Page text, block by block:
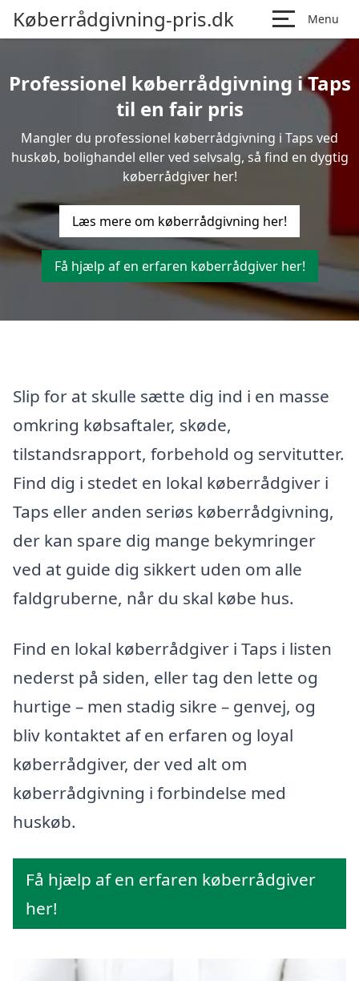
Køberrådgivning-pris.dk Menu
Professionel køberrådgivning i Taps
til en fair pris
Mangler du professionel køberrådgivning i Taps ved
huskøb, bolighandel eller ved selvsalg, så find en dygtig
køberrådgiver her!
Læs mere om køberrådgivning her!
Få hjælp af en erfaren køberrådgiver her!
Slip for at skulle sætte dig ind i en masse
omkring købsaftaler, skøde,
tilstandsrapport, forbehold og servitutter.
Find dig i stedet en lokal køberrådgiver i
Taps eller anden seriøs køberrådgivning,
der kan spare dig mange bekymringer
ved at guide dig sikkert uden om alle
faldgruberne, når du skal købe hus.
Find en lokal køberrådgiver i Taps i listen
nederst på siden, eller tag den lette og
hurtige – men stadig sikre – genvej, og
bliv kontaktet af en erfaren og loyal
køberrådgiver, der ved alt om
køberrådgivning i forbindelse med
huskøb.
Få hjælp af en erfaren køberrådgiver
her!